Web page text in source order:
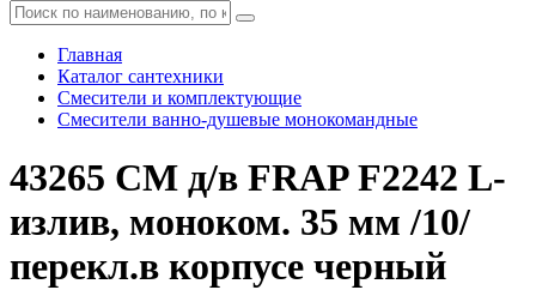
Главная
Каталог сантехники
Смесители и комплектующие
Смесители ванно-душевые монокомандные
43265 СМ д/в FRAP F2242 L-
излив, моноком. 35 мм /10/
перекл.в корпусе черный